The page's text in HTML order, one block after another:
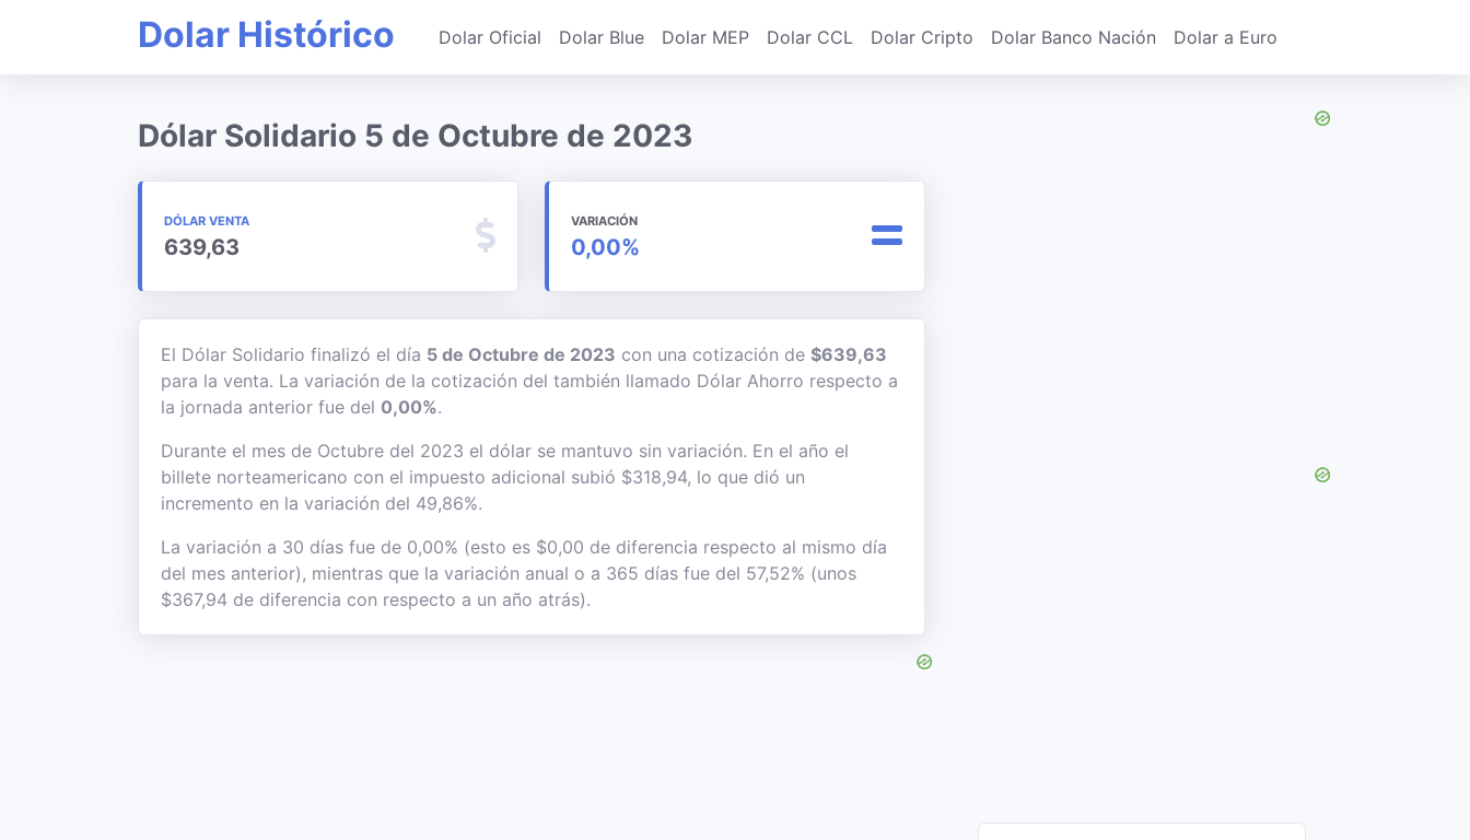
Dolar Histórico Dolar Oficial Dolar Blue Dolar MEP Dolar CCL Dolar Cripto Dolar Banco Nación Dolar a Euro
Dólar Solidario 5 de Octubre de 2023
DÓLAR VENTA
639,63
VARIACIÓN
0,00%
El Dólar Solidario finalizó el día 5 de Octubre de 2023 con una cotización de $639,63
para la venta. La variación de la cotización del también llamado Dólar Ahorro respecto a
la jornada anterior fue del 0,00%.
Durante el mes de Octubre del 2023 el dólar se mantuvo sin variación. En el año el
billete norteamericano con el impuesto adicional subió $318,94, lo que dió un
incremento en la variación del 49,86%.
La variación a 30 días fue de 0,00% (esto es $0,00 de diferencia respecto al mismo día
del mes anterior), mientras que la variación anual o a 365 días fue del 57,52% (unos
$367,94 de diferencia con respecto a un año atrás).